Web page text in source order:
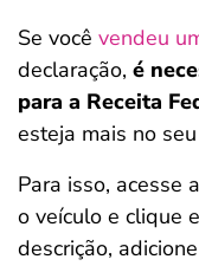
Se você vendeu
declaração, é
para a Receita
esteja mais no
Para isso, acesse
o veículo e clique
descrição,